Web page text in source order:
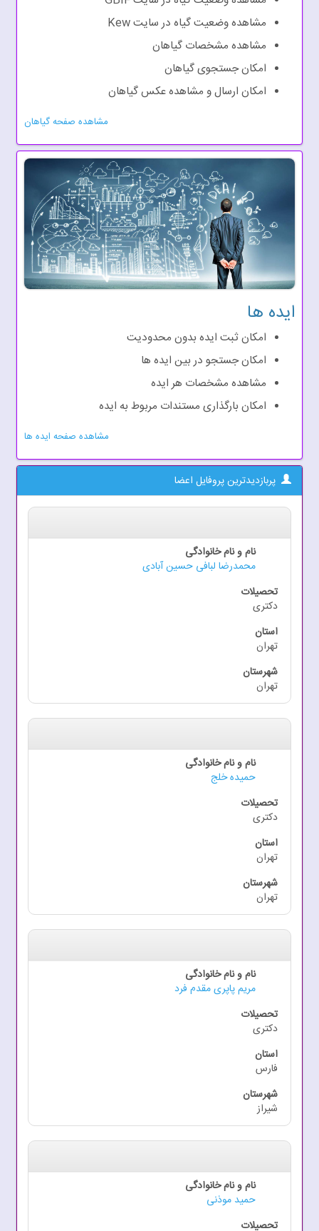
مشاهده وضعیت گیاه در سایت Kew
مشاهده مشخصات گیاهان
امکان جستجوی گیاهان
امکان ارسال و مشاهده عکس گیاهان
مشاهده صفحه گیاهان
ایده ها
امکان ثبت ایده بدون محدودیت
امکان جستجو در بین ایده ها
مشاهده مشخصات هر ایده
امکان بارگذاری مستندات مربوط به ایده
مشاهده صفحه ایده ها
پربازدیدترین پروفایل اعضا
محمدرضا لبافی حسین آبادی
دکتری
تهران
تهران
حمیده خلج
دکتری
تهران
تهران
مریم پاپری مقدم فرد
دکتری
فارس
شیراز
حمید موذنی